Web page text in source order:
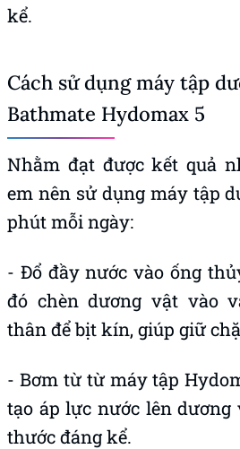
kể.
Cách sử dụng máy tập
Bathmate Hydomax 5
Nhằm đạt được kết quả
em nên sử dụng máy tập
phút mỗi ngày:
- Đổ đầy nước vào ống
đó chèn dương vật vào
thân để bịt kín, giúp giữ
- Bơm từ từ máy tập
tạo áp lực nước lên
thước đáng kể.